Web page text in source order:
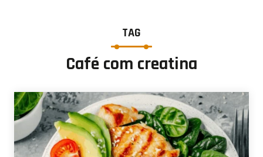
TAG
Café com creatina